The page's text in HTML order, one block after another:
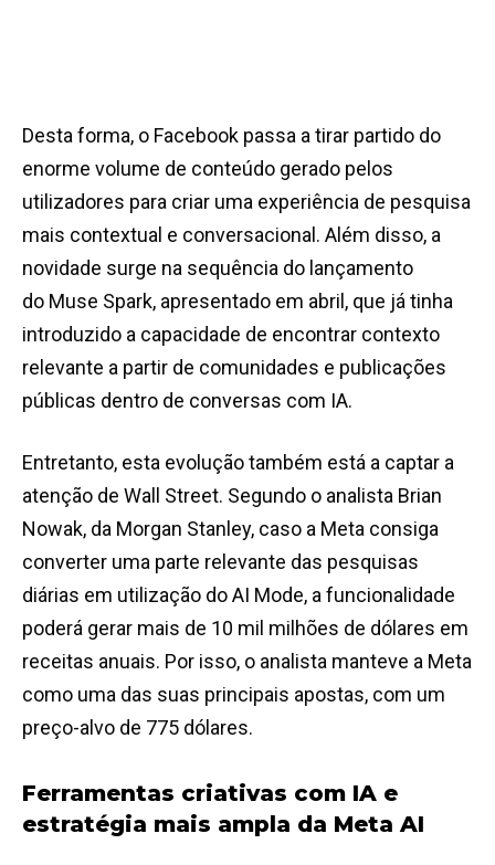
Desta forma, o Facebook passa a tirar partido do
enorme volume de conteúdo gerado pelos
utilizadores para criar uma experiência de pesquisa
mais contextual e conversacional. Além disso, a
novidade surge na sequência do lançamento
do Muse Spark, apresentado em abril, que já tinha
introduzido a capacidade de encontrar contexto
relevante a partir de comunidades e publicações
públicas dentro de conversas com IA.
Entretanto, esta evolução também está a captar a
atenção de Wall Street. Segundo o analista Brian
Nowak, da Morgan Stanley, caso a Meta consiga
converter uma parte relevante das pesquisas
diárias em utilização do AI Mode, a funcionalidade
poderá gerar mais de 10 mil milhões de dólares em
receitas anuais. Por isso, o analista manteve a Meta
como uma das suas principais apostas, com um
preço-alvo de 775 dólares.
Ferramentas criativas com IA e
estratégia mais ampla da Meta AI